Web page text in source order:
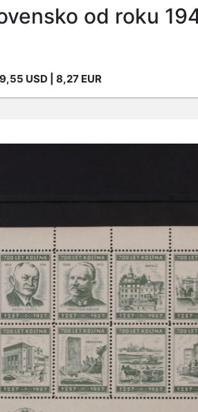
od roku
USD | 8,27 EUR